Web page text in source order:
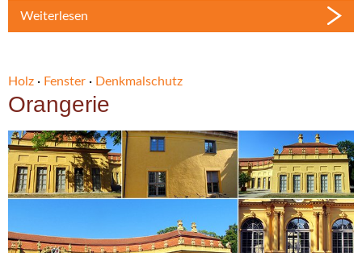
Weiterlesen
Holz · Fenster · Denkmalschutz
Orangerie